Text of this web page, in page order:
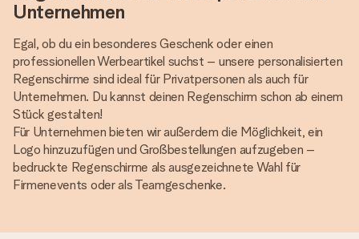
Unternehmen
Egal, ob du ein besonderes Geschenk oder einen
professionellen Werbeartikel suchst – unsere personalisierten
Regenschirme sind ideal für Privatpersonen als auch für
Unternehmen. Du kannst deinen Regenschirm schon ab einem
Stück gestalten!
Für Unternehmen bieten wir außerdem die Möglichkeit, ein
Logo hinzuzufügen und Großbestellungen aufzugeben –
bedruckte Regenschirme als ausgezeichnete Wahl für
Firmenevents oder als Teamgeschenke.